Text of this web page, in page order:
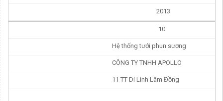
2013
10
Hệ thống tưới phun sương
CÔNG TY TNHH APOLLO
11 TT Di Linh Lâm Đồng